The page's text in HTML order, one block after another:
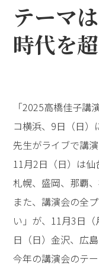
テーマ
時代を超
「2025高橋佳子講
コ横浜、9日（日
先生がライブで講演
11月2日（日）は
札幌、盛岡、那覇
また、講演会の全
い」が、11月3日
日（日）金沢、広
今年の講演会のテー